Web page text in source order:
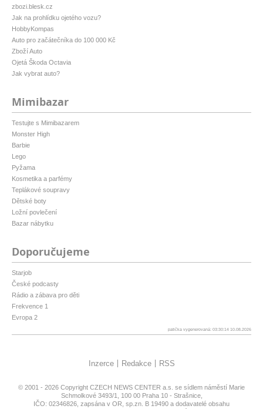
zbozi.blesk.cz
Jak na prohlídku ojetého vozu?
HobbyKompas
Auto pro začátečníka do 100 000 Kč
Zboží Auto
Ojetá Škoda Octavia
Jak vybrat auto?
Mimibazar
Testujte s Mimibazarem
Monster High
Barbie
Lego
Pyžama
Kosmetika a parfémy
Teplákové soupravy
Dětské boty
Ložní povlečení
Bazar nábytku
Doporučujeme
Starjob
České podcasty
Rádio a zábava pro děti
Frekvence 1
Evropa 2
patička vygenerovaná: 03:30:14 10.08.2026
Inzerce Redakce RSS
© 2001 - 2026 Copyright CZECH NEWS CENTER a.s. se sídlem náměstí Marie
Schmolkové 3493/1, 100 00 Praha 10 - Strašnice,
IČO: 02346826, zapsána v OR, sp.zn. B 19490 a dodavatelé obsahu